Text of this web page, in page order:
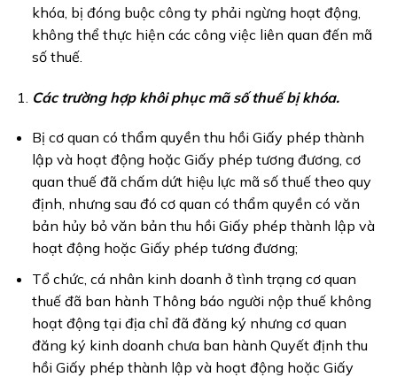
khóa, bị đóng buộc công ty phải ngừng hoạt động,
không thể thực hiện các công việc liên quan đến mã
số thuế.
Các trường hợp khôi phục mã số thuế bị khóa.
Bị cơ quan có thẩm quyền thu hồi Giấy phép thành
lập và hoạt động hoặc Giấy phép tương đương, cơ
quan thuế đã chấm dứt hiệu lực mã số thuế theo quy
định, nhưng sau đó cơ quan có thẩm quyền có văn
bản hủy bỏ văn bản thu hồi Giấy phép thành lập và
hoạt động hoặc Giấy phép tương đương;
Tổ chức, cá nhân kinh doanh ở tình trạng cơ quan
thuế đã ban hành Thông báo người nộp thuế không
hoạt động tại địa chỉ đã đăng ký nhưng cơ quan
đăng ký kinh doanh chưa ban hành Quyết định thu
hồi Giấy phép thành lập và hoạt động hoặc Giấy